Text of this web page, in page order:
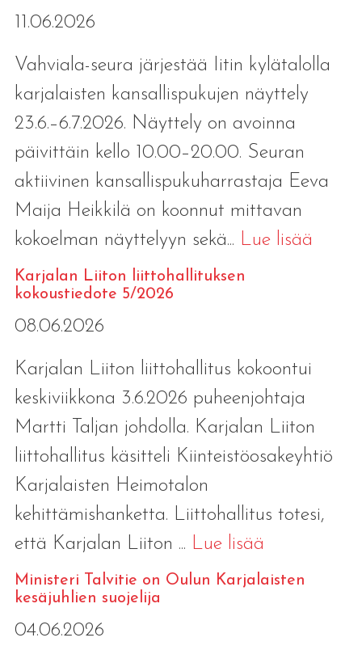
11.06.2026
Vahviala-seura järjestää Iitin kylätalolla
karjalaisten kansallispukujen näyttely
23.6.–6.7.2026. Näyttely on avoinna
päivittäin kello 10.00–20.00. Seuran
aktiivinen kansallispukuharrastaja Eeva
Maija Heikkilä on koonnut mittavan
kokoelman näyttelyyn sekä... Lue lisää
Karjalan Liiton liittohallituksen
kokoustiedote 5/2026
08.06.2026
Karjalan Liiton liittohallitus kokoontui
keskiviikkona 3.6.2026 puheenjohtaja
Martti Taljan johdolla. Karjalan Liiton
liittohallitus käsitteli Kiinteistöosakeyhtiö
Karjalaisten Heimotalon
kehittämishanketta. Liittohallitus totesi,
että Karjalan Liiton ... Lue lisää
Ministeri Talvitie on Oulun Karjalaisten
kesäjuhlien suojelija
04.06.2026